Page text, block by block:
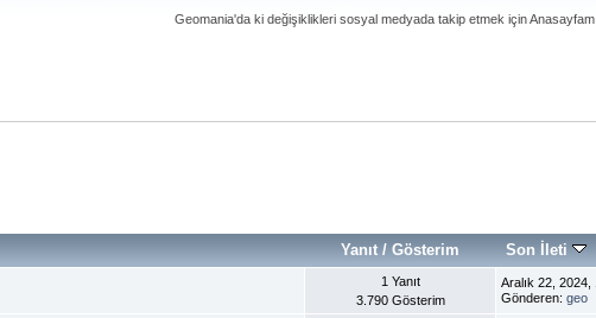
Geomania'da ki değişiklikleri sosyal medyada takip etmek için
Yanıt/ Gösterim Son İleti
1 Yanıt
3.790 Gösterim
Aralık 22, 2024,
Gönderen:geo